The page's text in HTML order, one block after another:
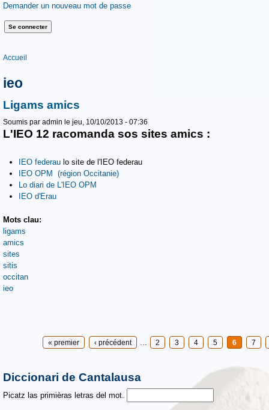
Demander un nouveau mot de passe
Vous êtes ici
Accueil
ieo
Ligams amics
Soumis par admin le jeu, 10/10/2013 - 07:36
L'IEO 12 racomanda sos sites amics :
IEO federau lo site de l'IEO federau
IEO OPM (région Occitanie)
Lo diari de L'IEO OPM
IEO d'Erau
Mots clau:
ligams
amics
sites
sitis
occitan
ieo
« premier ‹ précédent 2 3 4 5 6 7
Diccionari de Cantalausa
Picatz las primièras letras del mot.